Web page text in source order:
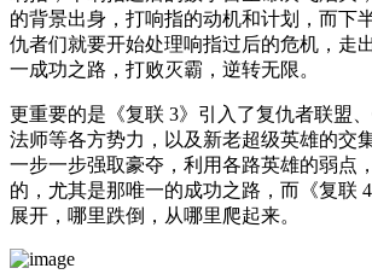
的背景出身，打响指的动机和计划，而下
仇者们就要开始处理响指过后的危机，走
一成功之路，打败灭霸，逆转无限。
更重要的是《复联 3》引入了复仇者联盟
法师等各方势力，以及新老超级英雄的交
一步一步强取豪夺，利用各路英雄的弱点
的，尤其是那唯一的成功之路，而《复联
展开，哪里跌倒，从哪里爬起来。